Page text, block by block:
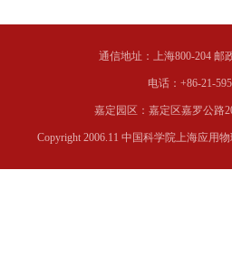
通信地址：上海800-204 邮
电话：+86-21-
嘉定园区：嘉定区嘉罗公路
Copyright 2006.11 中国科学院上海应用